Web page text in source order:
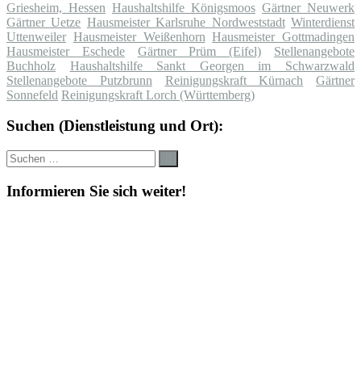
Griesheim, Hessen Haushaltshilfe Königsmoos Gärtner Neuwerk
Gärtner Uetze Hausmeister Karlsruhe Nordweststadt Winterdienst
Uttenweiler Hausmeister Weißenhorn Hausmeister Gottmadingen
Hausmeister Eschede
Gärtner Prüm (Eifel)
Stellenangebote
Buchholz
Haushaltshilfe Sankt Georgen im Schwarzwald
Stellenangebote Putzbrunn
Reinigungskraft Kürnach
Gärtner
Sonnefeld Reinigungskraft Lorch (Württemberg)
Suchen (Dienstleistung und Ort):
Suche
nach:
Informieren Sie sich weiter!